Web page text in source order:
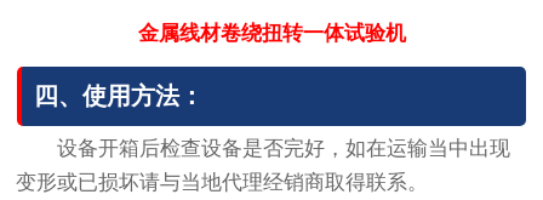
金属线材卷绕扭转一体试验机
四、使用方法：
设备开箱后检查设备是否完好，如在运输当中出现
变形或已损坏请与当地代理经销商取得联系。